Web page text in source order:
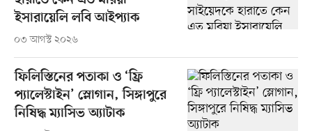
ইসারায়েলি লবি আইপ্যাক
০৩ আগস্ট ২০২৬
ফিলিস্তিনের পতাকা ও ‘ফ্রি
প্যালেস্টাইন’ স্লোগান, সিঙ্গাপুরে
নিষিদ্ধ ম্যাসিভ অ্যাটাক